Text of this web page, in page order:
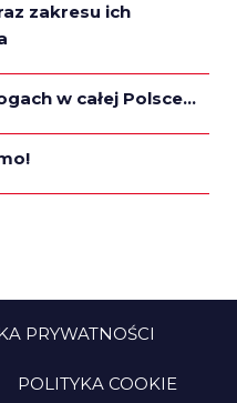
zakresu ich
w całej Polsce…
PRYWATNOŚCI
POLITYKA COOKIE